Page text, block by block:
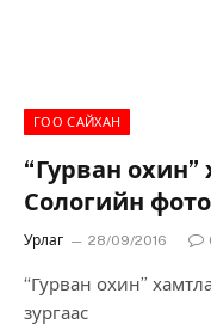
ГОО САЙХАН
“Гурван
Сологийн
Урлаг 28/09/2016
“Гурван охин”
зургаас